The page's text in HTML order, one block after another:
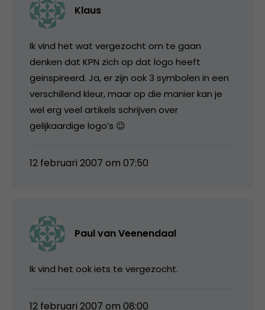
Klaus
Ik vind het wat vergezocht om te gaan
denken dat KPN zich op dat logo heeft
geinspireerd. Ja, er zijn ook 3 symbolen in een
verschillend kleur, maar op die manier kan je
wel erg veel artikels schrijven over
gelijkaardige logo’s 😉
12 februari 2007 om 07:50
Paul van Veenendaal
Ik vind het ook iets te vergezocht.
12 februari 2007 om 08:00